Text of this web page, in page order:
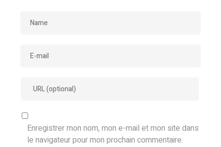
Enregistrer mon nom, mon e-mail et mon site dans
le navigateur pour mon prochain commentaire.